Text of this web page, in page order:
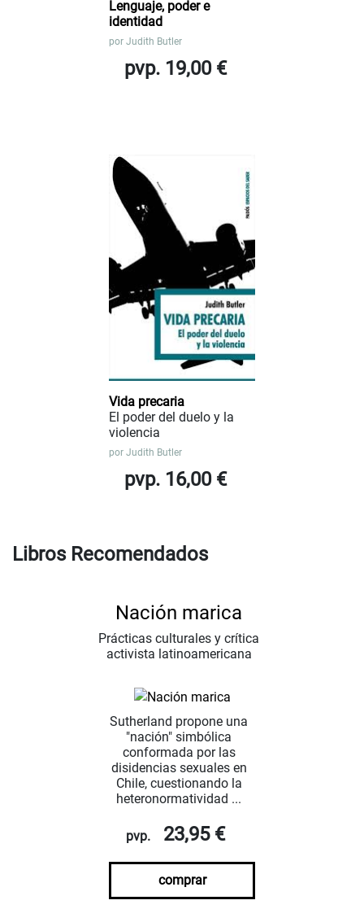
Lenguaje, poder e
identidad
por Judith Butler
pvp. 19,00 €
Vida precaria
El poder del duelo y la
violencia
por Judith Butler
pvp. 16,00 €
Libros Recomendados
Nación marica
Prácticas culturales y crítica
activista latinoamericana
Sutherland propone una
"nación" simbólica
conformada por las
disidencias sexuales en
Chile, cuestionando la
heteronormatividad ...
pvp. 23,95 €
comprar